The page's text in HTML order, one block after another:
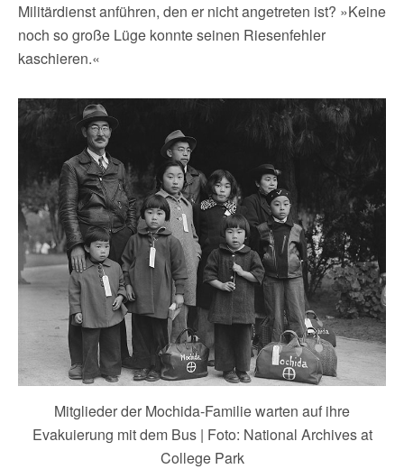
Militärdienst anführen, den er nicht angetreten ist? »Keine
noch so große Lüge konnte seinen Riesenfehler
kaschieren.«
Mitglieder der Mochida-Familie warten auf ihre
Evakuierung mit dem Bus | Foto: National Archives at
College Park